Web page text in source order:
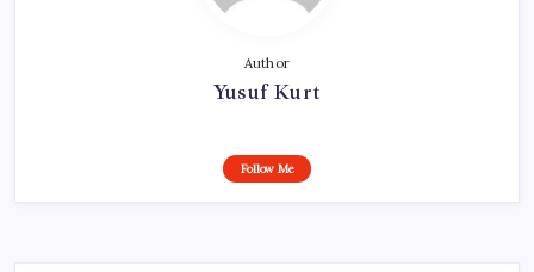
Author
Yusuf Kurt
Follow Me